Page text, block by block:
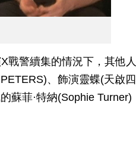
戰警續集的情況下，其他人
、飾演靈蝶(天啟四
蘇菲·特納(Sophie Turner)